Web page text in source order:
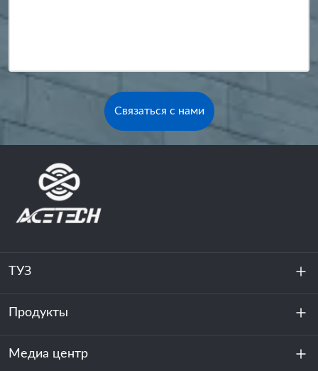
Связаться с нами
ТУЗ
О нас
устойчивость
Продукты
Хранение энергии
Медиа центр